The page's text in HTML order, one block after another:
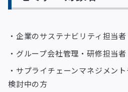
・企業のサステナビリティ担当者
・グループ会社管理・研修担当者
・サプライチェーンマネジメン
検討中の方